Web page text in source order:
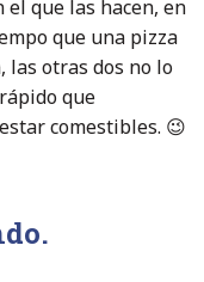
que las hacen, en
que una pizza
las otras dos no lo
que
comestibles. 😉